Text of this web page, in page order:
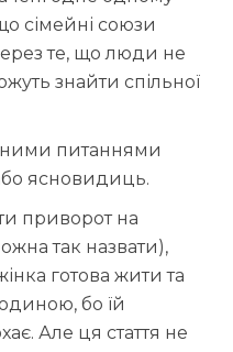
сімейні союзи
те, що люди не
знайти спільної
питаннями
ясновидиць.
приворот на
так назвати),
готова жити та
бо їй
Але ця стаття не